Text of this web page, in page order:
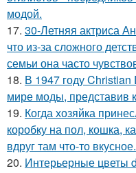
модой.
17. 30-Летняя актриса
что из-за сложного
семьи она часто
18. В 1947 году
мире моды, представив
19. Когда хозяйка
коробку на пол, кошка,
вдруг там что-то вкусное.
20. Интерьерные цветы